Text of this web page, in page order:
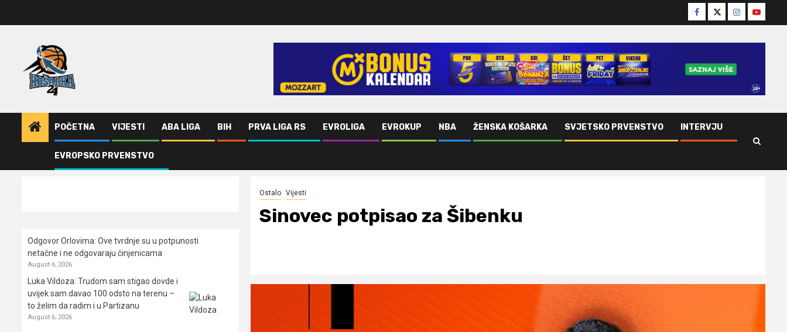
Facebook
TwitterInstagram
Youtube
POČETNA VIJESTI ABA LIGA BIH PRVA LIGA RS EVROLIGA EVROKUP NBA ŽENSKA KOŠARKA SVJETSKO PRVENSTVO INTERVJU
EVROPSKO PRVENSTVO
Ostalo Sinovec potpisao za Šibenku
Ostalo Vijesti
Sinovec potpisao za Šibenku
Odgovor Orlovima: ​Ove tvrdnje su u potpunosti
netačne i ne odgovaraju činjenicama
August 6, 2026
Luka Vildoza: Trudom sam stigao dovde i
uvijek sam davao 100 odsto na terenu –
to želim da radim i u Partizanu
August 6, 2026